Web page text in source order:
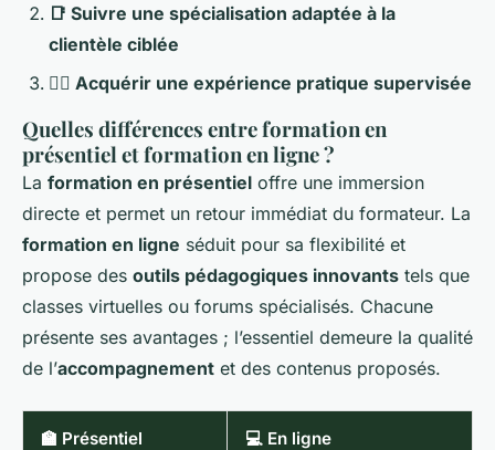
📑 Suivre une spécialisation adaptée à la
clientèle ciblée
🙋‍♂️ Acquérir une expérience pratique supervisée
Quelles différences entre formation en
présentiel et formation en ligne ?
La formation en présentiel offre une immersion
directe et permet un retour immédiat du formateur. La
formation en ligne séduit pour sa flexibilité et
propose des outils pédagogiques innovants tels que
classes virtuelles ou forums spécialisés. Chacune
présente ses avantages ; l’essentiel demeure la qualité
de l’accompagnement et des contenus proposés.
🏫 Présentiel 💻 En ligne